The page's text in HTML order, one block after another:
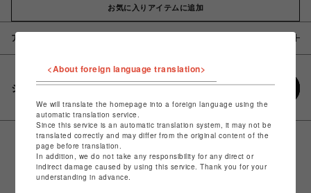
お気に入りアイテムに追加
アイテム説明 / 素材
シェアする
<About foreign language translation>
We will translate the homepage into a foreign language using the
automatic translation service.
Since this service is an automatic translation system, it may not be
translated correctly and may differ from the original content of the
page before translation.
In addition, we do not take any responsibility for any direct or
indirect damage caused by using this service. Thank you for your
understanding in advance.